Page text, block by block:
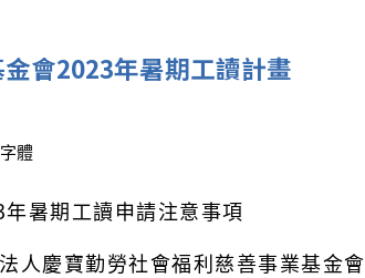
會2023年暑期工讀計畫
體
年暑期工讀申請注意事項
人慶寶勤勞社會福利慈善事業基金會